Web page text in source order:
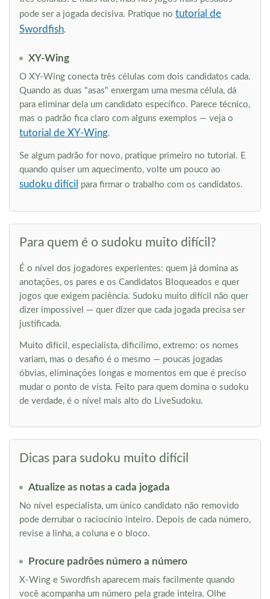
pode ser a jogada decisiva. Pratique no tutorial de
Swordfish.
XY-Wing
O XY-Wing conecta três células com dois candidatos cada.
Quando as duas "asas" enxergam uma mesma célula, dá
para eliminar dela um candidato específico. Parece técnico,
mas o padrão fica claro com alguns exemplos — veja o
tutorial de XY-Wing.
Se algum padrão for novo, pratique primeiro no tutorial. E
quando quiser um aquecimento, volte um pouco ao
sudoku difícil para firmar o trabalho com os candidatos.
Para quem é o sudoku muito difícil?
É o nível dos jogadores experientes: quem já domina as
anotações, os pares e os Candidatos Bloqueados e quer
jogos que exigem paciência. Sudoku muito difícil não quer
dizer impossível — quer dizer que cada jogada precisa ser
justificada.
Muito difícil, especialista, dificílimo, extremo: os nomes
variam, mas o desafio é o mesmo — poucas jogadas
óbvias, eliminações longas e momentos em que é preciso
mudar o ponto de vista. Feito para quem domina o sudoku
de verdade, é o nível mais alto do LiveSudoku.
Dicas para sudoku muito difícil
Atualize as notas a cada jogada
No nível especialista, um único candidato não removido
pode derrubar o raciocínio inteiro. Depois de cada número,
revise a linha, a coluna e o bloco.
Procure padrões número a número
X-Wing e Swordfish aparecem mais facilmente quando
você acompanha um número pela grade inteira. Olhe